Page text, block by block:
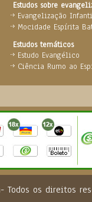
Estudos sobre
Evangelização
Mocidade Espírita
Estudos temáticos
Estudo Evangélico
Ciência Rumo ao
Todos os